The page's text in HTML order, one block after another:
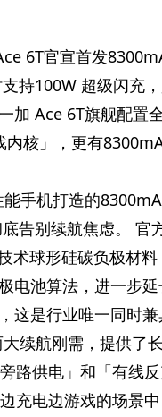
6T官宣首发
持100W 超级闪充
加 Ace 6T旗舰配置
核」，更有
能手机打造的
告别续航焦虑。 官
术球形硅碳负极材
电池算法，进一步
这是行业唯一同时
续航刚需，提供了
路供电」和「有线
充电边游戏的场景